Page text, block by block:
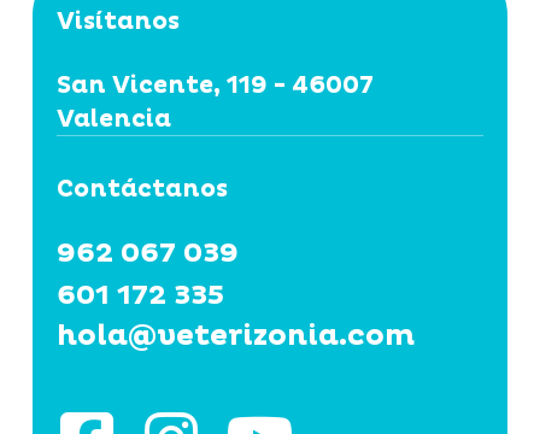
Visítanos
San Vicente, 119 - 46007
Valencia
Contáctanos
962 067 039
601 172 335
hola@veterizonia.com